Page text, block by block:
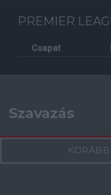
PREMIER
Csapat
Szavazás